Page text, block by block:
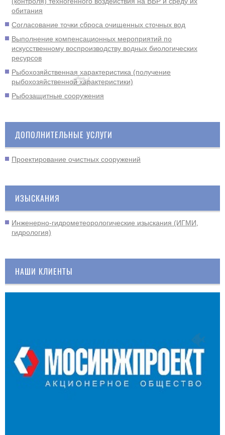
обитания
Согласование точки сброса очищенных сточных вод
Выполнение компенсационных мероприятий по
искусственному воспроизводству водных биологических
ресурсов
Рыбохозяйственная характеристика (получение
рыбохозяйственной характеристики)
Рыбозащитные сооружения
ДОПОЛНИТЕЛЬНЫЕ УСЛУГИ
Проектирование очистных сооружений
ИЗЫСКАНИЯ
Инженерно-гидрометеорологические изыскания (ИГМИ,
гидрология)
НАШИ КЛИЕНТЫ
🐟
🐠